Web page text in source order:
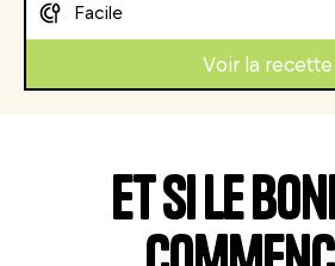
Facile
Voir la recette
Et si le